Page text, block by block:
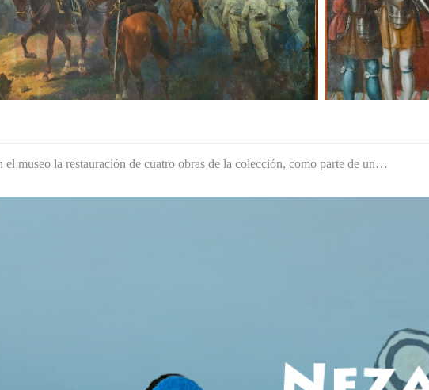
museo la restauración de cuatro obras de la colección, como parte de un…